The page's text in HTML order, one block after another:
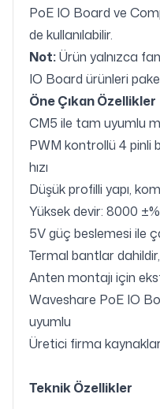
PoE IO Board ve
de kullanılabilir.
Not:Ürün yalnızca
IO Board ürünleri
Öne Çıkan Özellikler
CM5 ile tam uyumlu
PWM kontrollü 4 pinli
hızı
Düşük profilli yapı,
Yüksek devir: 8000
5V güç beslemesi ile
Termal bantlar dahildir,
Anten montajı için
Waveshare PoE IO
uyumlu
Üretici firma
Teknik Özellikler